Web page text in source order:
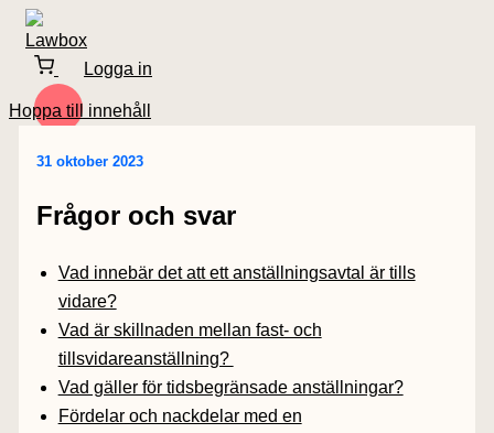
Logga in
Hoppa till innehåll
31 oktober 2023
Frågor och svar
Vad innebär det att ett anställningsavtal är tills
vidare?
Vad är skillnaden mellan fast- och
tillsvidareanställning?
Vad gäller för tidsbegränsade anställningar?
Fördelar och nackdelar med en